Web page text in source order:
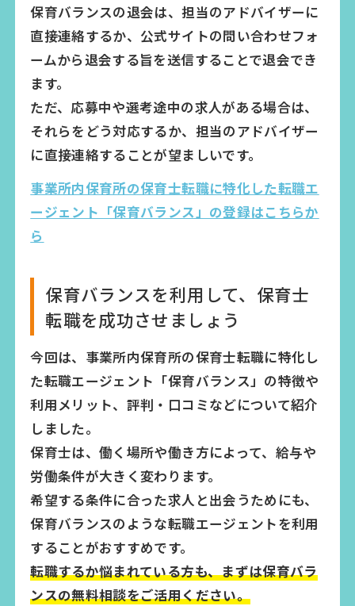
保育バランスの退会は、担当のアドバイザーに
直接連絡するか、公式サイトの問い合わせフォ
ームから退会する旨を送信することで退会でき
ます。
ただ、応募中や選考途中の求人がある場合は、
それらをどう対応するか、担当のアドバイザー
に直接連絡することが望ましいです。
事業所内保育所の保育士転職に特化した転職エ
ージェント「保育バランス」の登録はこちらか
ら
保育バランスを利用して、保育士
転職を成功させましょう
今回は、事業所内保育所の保育士転職に特化し
た転職エージェント「保育バランス」の特徴や
利用メリット、評判・口コミなどについて紹介
しました。
保育士は、働く場所や働き方によって、給与や
労働条件が大きく変わります。
希望する条件に合った求人と出会うためにも、
保育バランスのような転職エージェントを利用
することがおすすめです。
転職するか悩まれている方も、まずは保育バラ
ンスの無料相談をご活用ください。